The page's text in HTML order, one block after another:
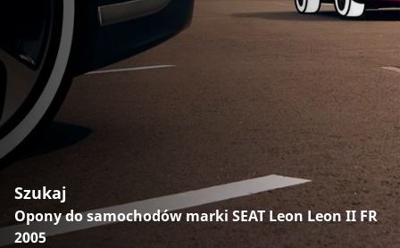
Szukaj
Opony do samochodów marki SEAT Leon Leon II FR
2005